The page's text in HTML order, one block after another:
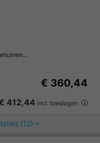
€ 360,44
412,44 incl. toeslagen
(12)